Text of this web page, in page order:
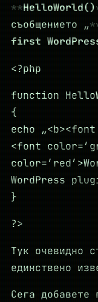
HelloWorld()
съобщението „
first
<?php
function
{
echo
<font
WordPress
}
?>
Тук очевидно
единствено
Сега добавете